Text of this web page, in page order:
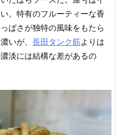
。特有のフルーティーな香
ぱさが独特の風味をもたら
いが、 長田タンク筋よりは
淡には結構な差があるの